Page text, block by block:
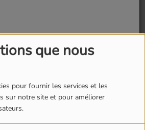
que nous
pour fournir les services et les
sur notre site et pour améliorer
vues
David accepte un plan